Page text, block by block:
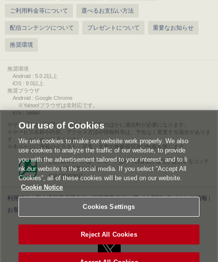
ご利用料金等について 選べるお支払い方法
配信コンテンツについて プレゼントについて 重要なお知らせ
推奨環境
推奨環境
Android : 5.0.2以上
iOS : 9.0以上
推奨ブラウザ
Android : Google Chrome
※Yahoo!ブラウザは非対応です。
iOS : Safari
サービスをご利用されるには、情報料のほかに通信料が必要になります。
サービス名称や内容、アクセス方法や情報料等は、予告なく変更する場合がありま
す。あらかじめご了承ください。
本ページに掲載のイラスト・写真・文章の無断複写及び転載を禁じます。
このエルマークは、レコード会社・映像製作会社が提供するコンテ
ンツを示す登録商標です。
RIAJ00013011
利用規約|個人情報等保護方針|特定商取引法に基づく表記|ライセンス情報
お客様情報の外部送信について|Cookies Settings
Our use of Cookies
We use cookies to make our website work properly. We also
use cookies to analyze the traffic of our website, to provide
you with the advertisement tailored to your interest, and to li
nk our website to the social media. If you select “Accept All
Cookies”, all of these cookies will be used on our website.
Cookie Notice
Cookies Settings
Reject All Cookies